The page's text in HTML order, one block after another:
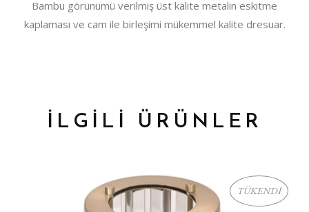
Bambu görünümü verilmiş üst kalite metalin eskitme
kaplaması ve cam ile birleşimi mükemmel kalite dresuar.
İLGİLİ ÜRÜNLER
TÜKENDİ